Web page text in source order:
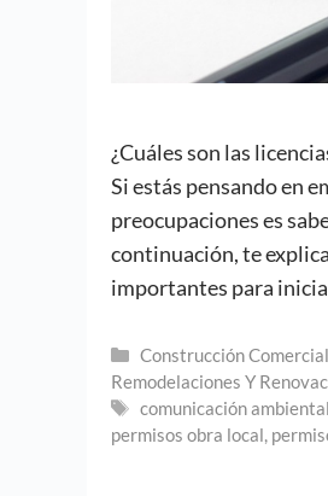
¿Cuáles son las
Si estás pensando en
preocupaciones es
continuación, te
importantes para
Categorías
Construcción Comercial
Remodelaciones Y
Etiquetas
comunicación ambiental
permisos obra local,